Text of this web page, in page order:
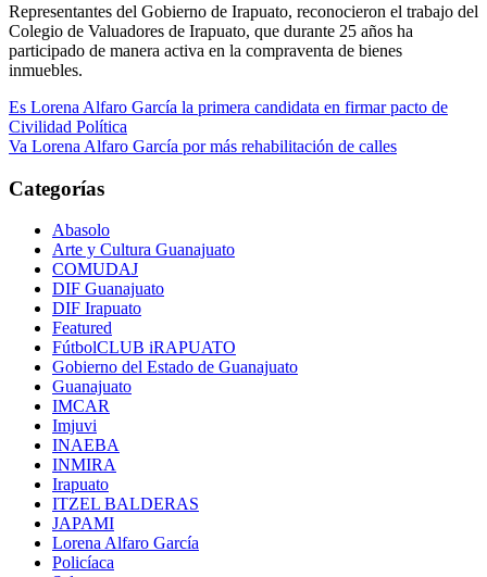
Representantes del Gobierno de Irapuato, reconocieron el trabajo del
Colegio de Valuadores de Irapuato, que durante 25 años ha
participado de manera activa en la compraventa de bienes
inmuebles.
Navegación
de
Es Lorena Alfaro García la primera candidata en firmar pacto de
Civilidad Política
Va Lorena Alfaro García por más rehabilitación de calles
Categorías
Abasolo
Arte y Cultura Guanajuato
COMUDAJ
DIF Guanajuato
DIF Irapuato
Featured
FútbolCLUB iRAPUATO
Gobierno del Estado de Guanajuato
Guanajuato
IMCAR
Imjuvi
INAEBA
INMIRA
Irapuato
ITZEL BALDERAS
JAPAMI
Lorena Alfaro García
Policíaca